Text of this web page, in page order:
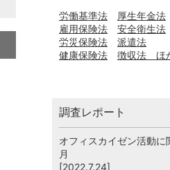
労働基準法
厚生年金法
雇用保険法
安全衛生法
労災保険法
派遣法
健康保険法
徴収法 ほ
調査レポート
オフィスカイゼン活動
月
[2022.7.24]